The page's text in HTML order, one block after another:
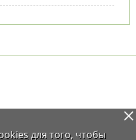
для того, чтобы